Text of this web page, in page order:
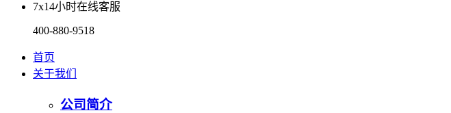
7x14小时在线客服
400-880-9518
首页
关于我们
公司简介